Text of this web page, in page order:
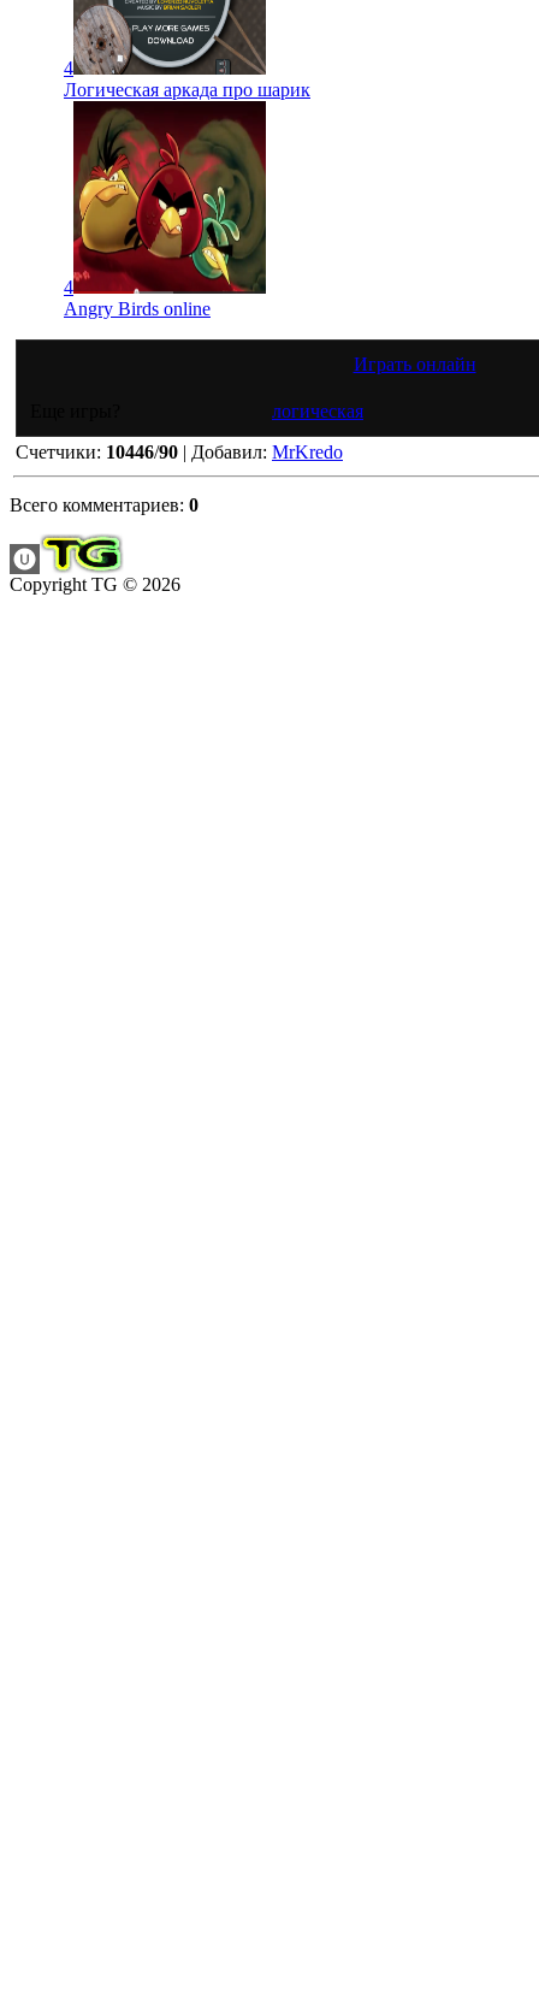
4
Логическая аркада про шарик
4
Angry Birds online
Играть онлайн
логическая
Счетчики: 10446/90 | Добавил: MrKredo
Всего комментариев: 0
Copyright TG © 2026